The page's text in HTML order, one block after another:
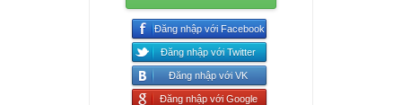
Đăng nhập với Facebook
Đăng nhập với Twitter
Đăng nhập với VK
Đăng nhập với Google